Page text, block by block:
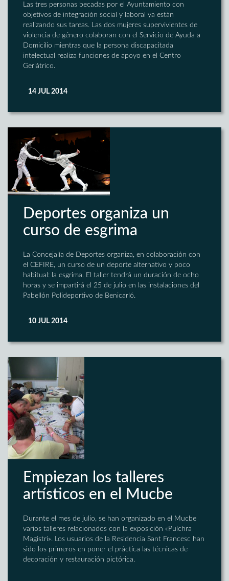
Las tres personas becadas por el Ayuntamiento con
objetivos de integración social y laboral ya están
realizando sus tareas. Las dos mujeres supervivientes de
violencia de género colaboran con el Servicio de Ayuda a
Domicilio mientras que la persona discapacitada
intelectual realiza funciones de apoyo en el Centro
Geriátrico.
14 JUL 2014
Deportes organiza un
curso de esgrima
La Concejalía de Deportes organiza, en colaboración con
el CEFIRE, un curso de un deporte alternativo y poco
habitual: la esgrima. El taller tendrá un duración de ocho
horas y se impartirá el 25 de julio en las instalaciones del
Pabellón Polideportivo de Benicarló.
10 JUL 2014
Empiezan los talleres
artísticos en el Mucbe
Durante el mes de julio, se han organizado en el Mucbe
varios talleres relacionados con la exposición «Pulchra
Magistri». Los usuarios de la Residencia Sant Francesc han
sido los primeros en poner el práctica las técnicas de
decoración y restauración pictórica.